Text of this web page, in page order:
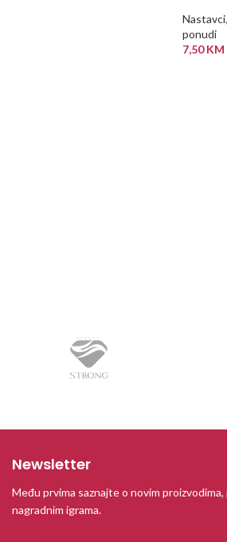
Nastavci,
ponudi
7,50KM
Newsletter
Među prvima saznajte o novim proizvodima,
nagradnim igrama.